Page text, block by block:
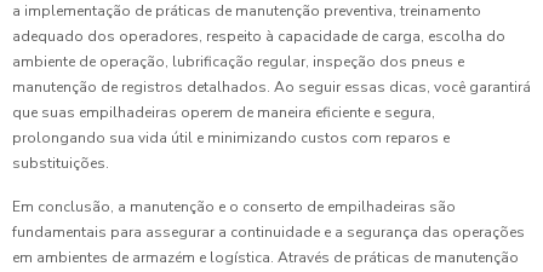
a implementação de práticas de manutenção preventiva, treinamento
adequado dos operadores, respeito à capacidade de carga, escolha do
ambiente de operação, lubrificação regular, inspeção dos pneus e
manutenção de registros detalhados. Ao seguir essas dicas, você garantirá
que suas empilhadeiras operem de maneira eficiente e segura,
prolongando sua vida útil e minimizando custos com reparos e
substituições.
Em conclusão, a manutenção e o conserto de empilhadeiras são
fundamentais para assegurar a continuidade e a segurança das operações
em ambientes de armazém e logística. Através de práticas de manutenção